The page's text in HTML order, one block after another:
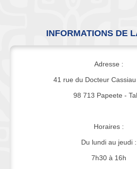
INFORMATIONS DE
Adresse :
41 rue du Docteur Cassiau
98 713 Papeete -
Horaires :
Du lundi au jeudi :
7h30 à 16h